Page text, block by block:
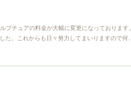
チュアの料金が大幅に変更になっております。
た。これからも日々努力してまいりますので何…